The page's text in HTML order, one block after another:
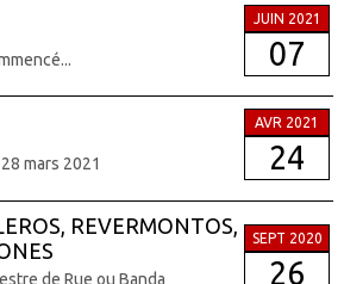
JUIN 2021
07
mars 2021
AVR 2021
24
REVERMONTOS,
de Rue ou Banda
SEPT 2020
26